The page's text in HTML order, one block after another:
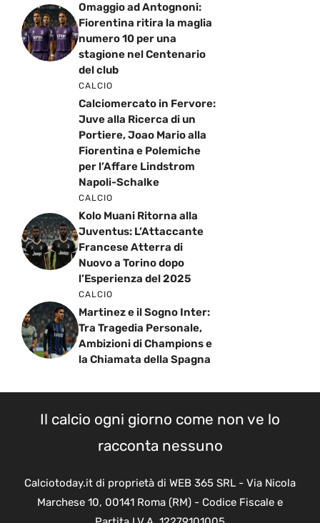
Omaggio ad Antognoni:
Fiorentina ritira la maglia
numero 10 per una
stagione nel Centenario
del club
CALCIO
Calciomercato in Fervore:
Juve alla Ricerca di un
Portiere, Joao Mario alla
Fiorentina e Polemiche
per l’Affare Lindstrom
Napoli-Schalke
CALCIO
Kolo Muani Ritorna alla
Juventus: L’Attaccante
Francese Atterra di
Nuovo a Torino dopo
l’Esperienza del 2025
CALCIO
Martinez e il Sogno Inter:
Tra Tragedia Personale,
Ambizioni di Champions e
la Chiamata della Spagna
Il calcio ogni giorno come non ve lo
racconta nessuno
Calciotoday.it di proprietà di WEB 365 SRL - Via Nicola
Marchese 10, 00141 Roma (RM) - Codice Fiscale e